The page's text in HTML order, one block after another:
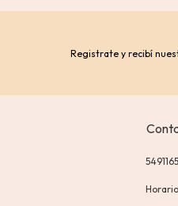
Registrate y recibí